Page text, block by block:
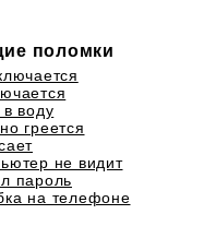
поломки
воду
греется
не видит
пароль
на телефоне